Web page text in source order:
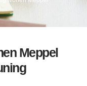
Meppel